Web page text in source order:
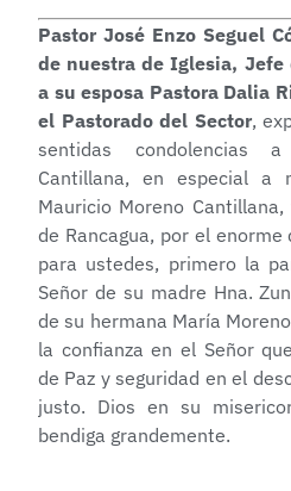
Pastor José Enzo Seguel
de nuestra de Iglesia,
a su esposa Pastora Dalia
el Pastorado del Sector,
sentidas condolencias
Cantillana, en especial a
Mauricio Moreno
de Rancagua, por el
para ustedes, primero la
Señor de su madre Hna.
de su hermana María
la confianza en el Señor
de Paz y seguridad en el
justo. Dios en su
bendiga grandemente.